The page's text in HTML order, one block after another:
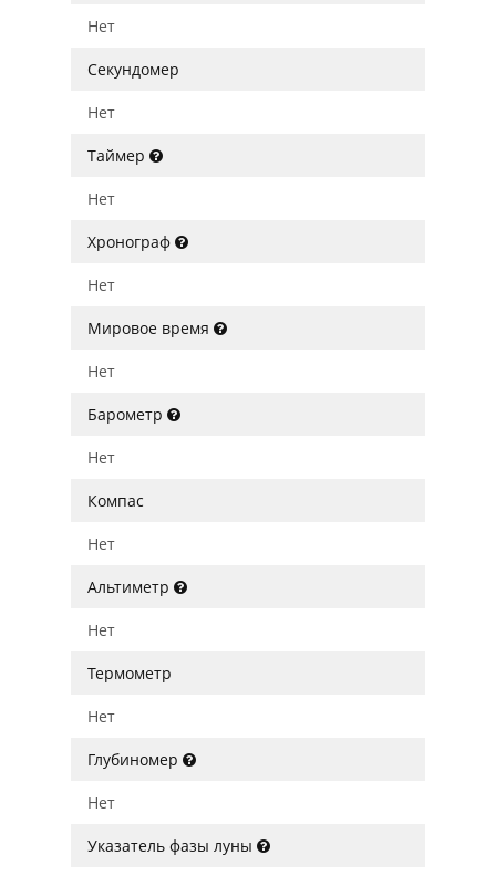
Нет
Секундомер
Нет
Таймер
Нет
Хронограф
Нет
Мировое время
Нет
Барометр
Нет
Компас
Нет
Альтиметр
Нет
Термометр
Нет
Глубиномер
Нет
Указатель фазы луны